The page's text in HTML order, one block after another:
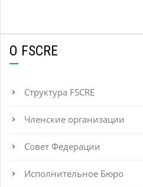
О FSCRE
Структура FSCRE
Членские организации
Совет Федерации
Исполнительное Бюро